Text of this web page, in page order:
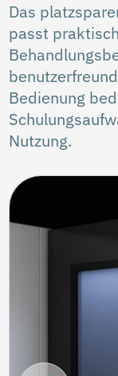
Das
passt
Bedienung
Nutzung.